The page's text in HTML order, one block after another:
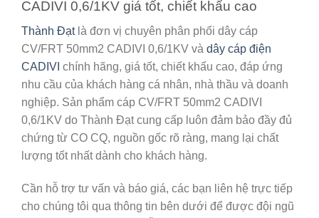
CADIVI 0,6/1KV giá tốt, chiết khấu cao
Thành Đạtlà đơn vị chuyên phân phối dây cáp
CV/FRT 50mm2 CADIVI 0,6/1KV và dây cáp điện
CADIVI chính hãng, giá tốt, chiết khấu cao, đáp ứng
nhu cầu của khách hàng cá nhân, nhà thầu và doanh
nghiệp. Sản phẩm cáp CV/FRT 50mm2 CADIVI
0,6/1KV do Thành Đạt cung cấp luôn đảm bảo đầy đủ
chứng từ CO CQ, nguồn gốc rõ ràng, mang lại chất
lượng tốt nhất dành cho khách hàng.
Cần hỗ trợ tư vấn và báo giá, các bạn liên hệ trực tiếp
cho chúng tôi qua thông tin bên dưới để được đội ngũ